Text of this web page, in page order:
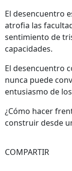
El desencuentro
atrofia las
sentimiento de
capacidades.
El desencuentro
nunca puede
entusiasmo de
¿Cómo hacer
construir desde
COMPARTIR